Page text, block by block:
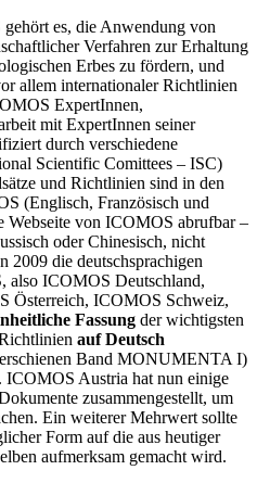
es, die Anwendung von
Verfahren zur Erhaltung
Erbes zu fördern, und
allem internationaler Richtlinien
ExpertInnen,
mit ExpertInnen seiner
durch verschiedene
Scientific Comittees – ISC)
und Richtlinien sind in den
(Englisch, Französisch und
Webseite von ICOMOS abrufbar –
oder Chinesisch, nicht
2009 die deutschsprachigen
also ICOMOS Deutschland,
Österreich, ICOMOS Schweiz,
Fassung der wichtigsten
auf Deutsch
Band MONUMENTA I)
ICOMOS Austria hat nun einige
zusammengestellt, um
Ein weiterer Mehrwert sollte
Form auf die aus heutiger
aufmerksam gemacht wird.